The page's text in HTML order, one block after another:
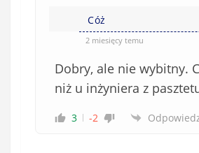
Cóż
2 miesięcy temu
Dobry, ale nie wybitny.
niż u inżyniera z
3 -2